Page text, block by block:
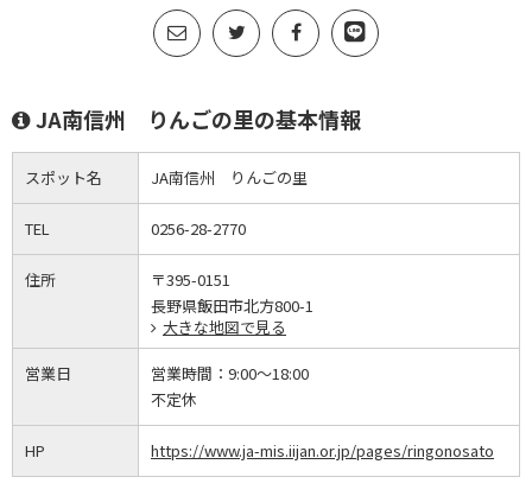
JA南信州 りんごの里の基本情報
スポット名 JA南信州 りんごの里
TEL 0256-28-2770
住所
〒395-0151
長野県飯田市北方800-1
大きな地図で見る
営業日 営業時間： 9:00～18:00
不定休
HP https://www.ja-mis.iijan.or.jp/pages/ringonosato